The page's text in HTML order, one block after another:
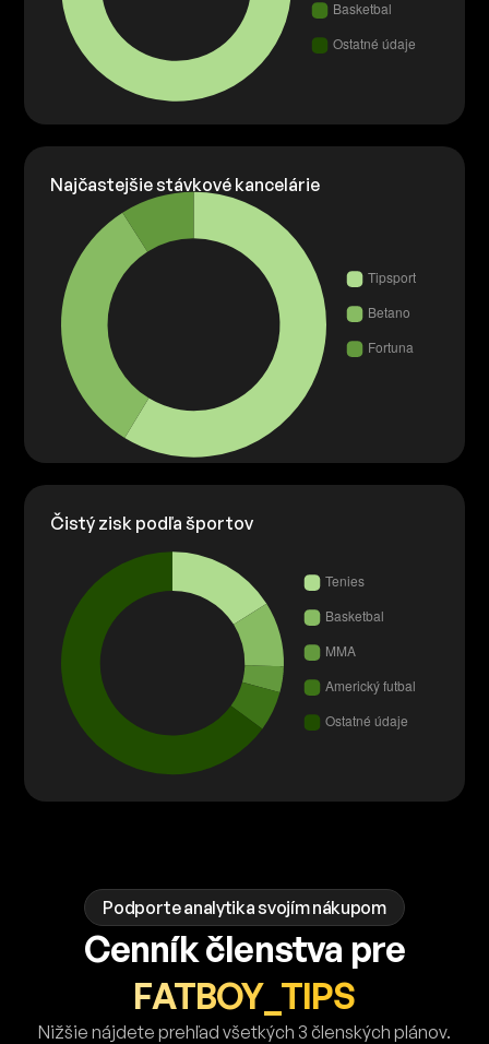
Najčastejšie stávkové kancelárie
Čistý zisk podľa športov
Podporte analytika svojím nákupom
Cenník členstva pre
FATBOY_TIPS
Nižšie nájdete prehľad všetkých 3 členských plánov.